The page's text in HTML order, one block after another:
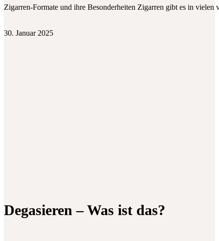
Zigarren-Formate und ihre Besonderheiten Zigarren gibt es in
30. Januar 2025
Degasieren – Was ist das?